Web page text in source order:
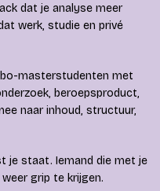
dat je analyse meer
werk, studie en privé
masterstudenten met
beroepsproduct,
naar inhoud, structuur,
je staat. Iemand die met je
grip te krijgen.